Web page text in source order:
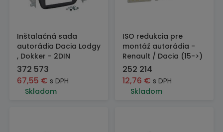
Inštalačná sada
autorádia Dacia Lodgy
, Dokker - 2DIN
372 573
67,55 € s DPH
Skladom
ISO redukcia pre
montáž autorádia -
Renault / Dacia (15->)
252 214
12,76 € s DPH
Skladom